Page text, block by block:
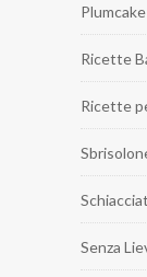
Plumcake
Ricette
Ricette
Senza